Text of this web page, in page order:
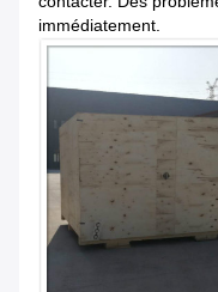
immédiatement.